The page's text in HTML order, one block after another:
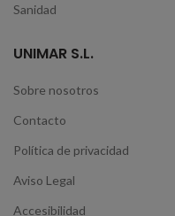
Sanidad
UNIMAR S.L.
Sobre nosotros
Contacto
Política de privacidad
Aviso Legal
Accesibilidad